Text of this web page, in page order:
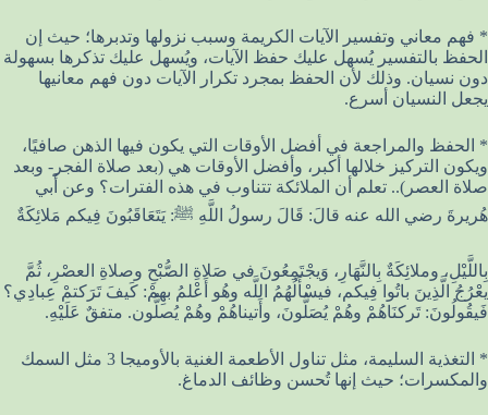
* فهم معاني وتفسير الآيات الكريمة وسبب نزولها وتدبرها؛ حيث إن
الحفظ بالتفسير يُسهل عليك حفظ الآيات، ويُسهل عليك تذكرها بسهولة
دون نسيان. وذلك لأن الحفظ بمجرد تكرار الآيات دون فهم معانيها
يجعل النسيان أسرع.
* الحفظ والمراجعة في أفضل الأوقات التي يكون فيها الذهن صافيًا،
ويكون التركيز خلالها أكبر، وأفضل الأوقات هي (بعد صلاة الفجر- وبعد
صلاة العصر).. تعلم أن الملائكة تتناوب في هذه الفترات؟ وعن أَبي
هُريرةَ رضي الله عنه قالَ: قَالَ رسولُ اللَّهِ ﷺ: يَتَعَاقَبُونَ فِيكم مَلائِكَةٌ
بِاللَّيْلِ، وملائِكَةٌ بِالنَّهَارِ، وَيجْتَمِعُونَ في صَلاةِ الصُّبْحِ وصلاةِ العصْرِ، ثُمَّ
يعْرُجُ الَّذِينَ باتُوا فِيكم، فيسْأَلُهُمُ اللَّه وهُو أَعْلمُ بهِمْ: كَيفَ تَرَكتمْ عِبادِي؟
فَيقُولُونَ: تَركنَاهُمْ وهُمْ يُصَلُّونَ، وأَتيناهُمْ وهُمْ يُصلُّون. متفقٌ عَلَيْهِ.
* التغذية السليمة، مثل تناول الأطعمة الغنية بالأوميجا 3 مثل السمك
والمكسرات؛ حيث إنها تُحسن وظائف الدماغ.